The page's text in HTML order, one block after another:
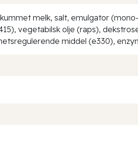
melk, salt, emulgator
vegetabilsk olje (raps),
middel (e330),